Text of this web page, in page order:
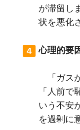
が滞留し
状を悪化
心理的要
「ガス
「人前で
いう不安
を過剰に